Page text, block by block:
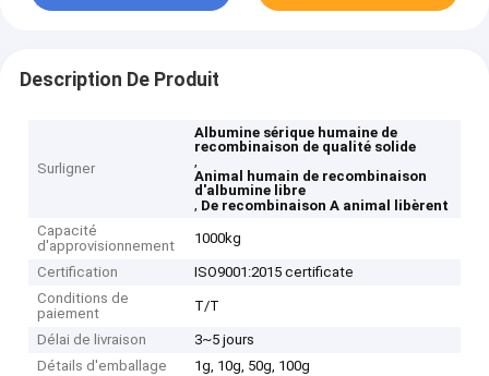
Description De Produit
Surligner
Albumine sérique humaine de
recombinaison de qualité solide
,
Animal humain de recombinaison
d'albumine libre
, De recombinaison A animal libèrent
Capacité
d'approvisionnement
1000kg
Certification
ISO9001:2015 certificate
Conditions de
paiement
T/T
Délai de livraison
3~5 jours
Détails d'emballage
1g, 10g, 50g, 100g